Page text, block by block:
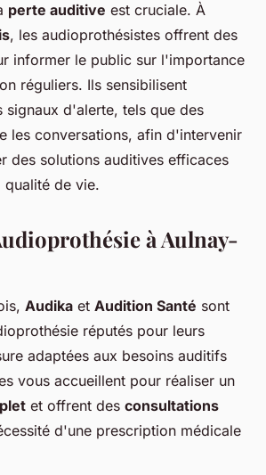
perte auditive est cruciale. À
, les audioprothésistes offrent des
informer le public sur l'importance
réguliers. Ils sensibilisent
signaux d'alerte, tels que des
les conversations, afin d'intervenir
des solutions auditives efficaces
qualité de vie.
à Aulnay-
Audika et Audition Santé sont
réputés pour leurs
adaptées aux besoins auditifs
vous accueillent pour réaliser un
et offrent des consultations
d'une prescription médicale